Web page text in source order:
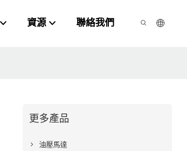
資源 聯絡我們
更多產品
油壓馬達